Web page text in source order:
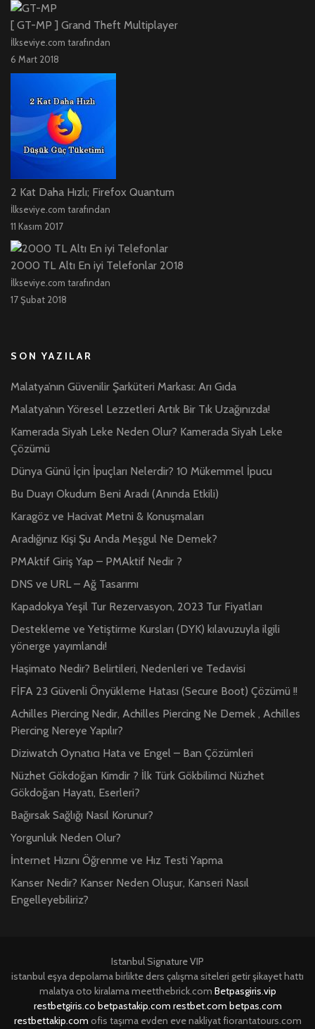
[ GT-MP ] Grand Theft Multiplayer
İlkseviye.com tarafından
6 Mart 2018
2 Kat Daha Hızlı; Firefox Quantum
İlkseviye.com tarafından
11 Kasım 2017
2000 TL Altı En iyi Telefonlar 2018
İlkseviye.com tarafından
17 Şubat 2018
SON YAZILAR
Malatya’nın Güvenilir Şarküteri Markası: Arı Gıda
Malatya’nın Yöresel Lezzetleri Artık Bir Tık Uzağınızda!
Kamerada Siyah Leke Neden Olur? Kamerada Siyah Leke
Çözümü
Dünya Günü İçin İpuçları Nelerdir? 10 Mükemmel İpucu
Bu Duayı Okudum Beni Aradı (Anında Etkili)
Karagöz ve Hacivat Metni & Konuşmaları
Aradığınız Kişi Şu Anda Meşgul Ne Demek?
PMAktif Giriş Yap – PMAktif Nedir ?
DNS ve URL – Ağ Tasarımı
Kapadokya Yeşil Tur Rezervasyon, 2023 Tur Fiyatları
Destekleme ve Yetiştirme Kursları (DYK) kılavuzuyla ilgili
yönerge yayımlandı!
Haşimato Nedir? Belirtileri, Nedenleri ve Tedavisi
FİFA 23 Güvenli Önyükleme Hatası (Secure Boot) Çözümü !!
Achilles Piercing Nedir, Achilles Piercing Ne Demek , Achilles
Piercing Nereye Yapılır?
Diziwatch Oynatıcı Hata ve Engel – Ban Çözümleri
Nüzhet Gökdoğan Kimdir ? İlk Türk Gökbilimci Nüzhet
Gökdoğan Hayatı, Eserleri?
Bağırsak Sağlığı Nasıl Korunur?
Yorgunluk Neden Olur?
İnternet Hızını Öğrenme ve Hız Testi Yapma
Kanser Nedir? Kanser Neden Oluşur, Kanseri Nasıl
Engelleyebiliriz?
Istanbul Signature VIP
istanbul eşya depolamabirlikte ders çalışma siteleri getir şikayet hattı
malatya oto kiralamameetthebrick.com Betpasgiris.vip
restbetgiris.co betpastakip.com restbet.com betpas.com
restbettakip.com ofis taşıma evden eve nakliyatfiorantatours.com